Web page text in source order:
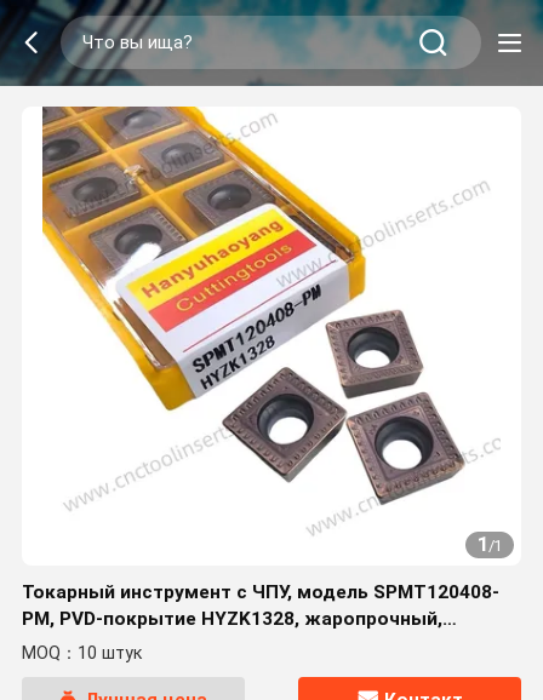
1/1
Токарный инструмент с ЧПУ, модель SPMT120408-
PM, PVD-покрытие HYZK1328, жаропрочный,
высокоточный, с увеличенным сроком службы.
MOQ：10 штук